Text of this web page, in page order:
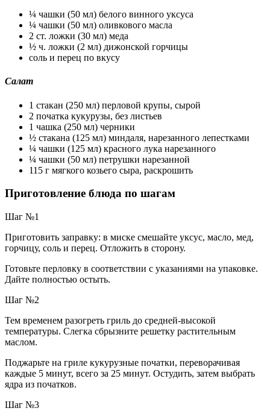
¼ чашки (50 мл) белого винного уксуса
¼ чашки (50 мл) оливкового масла
2 ст. ложки (30 мл) меда
½ ч. ложки (2 мл) дижонской горчицы
соль и перец по вкусу
Салат
1 стакан (250 мл) перловой крупы, сырой
2 початка кукурузы, без листьев
1 чашка (250 мл) черники
½ стакана (125 мл) миндаля, нарезанного лепестками
¼ чашки (125 мл) красного лука нарезанного
¼ чашки (50 мл) петрушки нарезанной
115 г мягкого козьего сыра, раскрошить
Приготовление блюда по шагам
Шаг №1
Приготовить заправку: в миске смешайте уксус, масло, мед,
горчицу, соль и перец. Отложить в сторону.
Готовьте перловку в соответствии с указаниями на упаковке.
Дайте полностью остыть.
Шаг №2
Тем временем разогреть гриль до средней-высокой
температуры. Слегка сбрызните решетку растительным
маслом.
Поджарьте на гриле кукурузные початки, переворачивая
каждые 5 минут, всего за 25 минут. Остудить, затем выбрать
ядра из початков.
Шаг №3